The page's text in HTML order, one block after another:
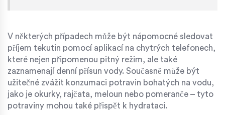
V některých případech může být nápomocné sledovat
příjem tekutin pomocí aplikací na chytrých telefonech,
které nejen připomenou pitný režim, ale také
zaznamenají denní přísun vody. Současně může být
užitečné zvážit konzumaci potravin bohatých na vodu,
jako je okurky, rajčata, meloun nebo pomeranče – tyto
potraviny mohou také přispět k hydrataci.